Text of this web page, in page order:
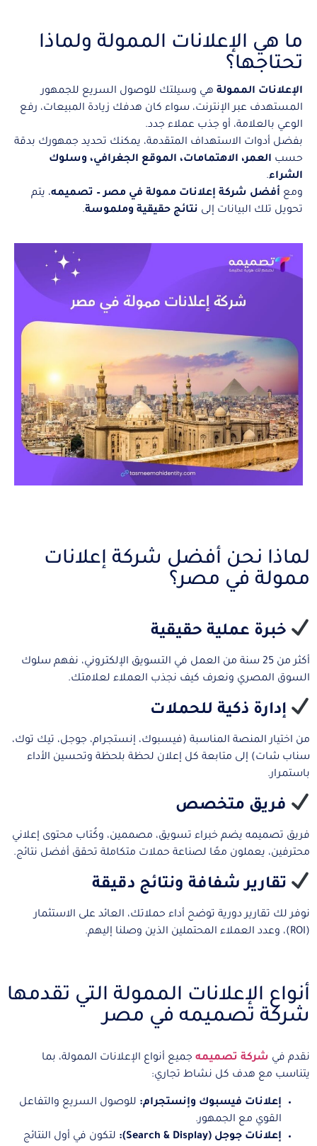
ما هي الإعلانات الممولة ولماذا
تحتاجها؟
الإعلانات الممولة هي وسيلتك للوصول السريع للجمهور
المستهدف عبر الإنترنت، سواء كان هدفك زيادة المبيعات، رفع
الوعي بالعلامة، أو جذب عملاء جدد.
بفضل أدوات الاستهداف المتقدمة، يمكنك تحديد جمهورك بدقة
حسب العمر، الاهتمامات، الموقع الجغرافي، وسلوك
الشراء.
ومع أفضل شركة إعلانات ممولة في مصر – تصميمه، يتم
تحويل تلك البيانات إلى نتائج حقيقية وملموسة.
لماذا نحن أفضل شركة إعلانات
ممولة في مصر؟
خبرة عملية حقيقية
أكثر من 25 سنة من العمل في التسويق الإلكتروني، نفهم سلوك
السوق المصري ونعرف كيف نجذب العملاء لعلامتك.
إدارة ذكية للحملات
من اختيار المنصة المناسبة (فيسبوك، إنستجرام، جوجل، تيك توك،
سناب شات) إلى متابعة كل إعلان لحظة بلحظة وتحسين الأداء
باستمرار.
فريق متخصص
فريق تصميمه يضم خبراء تسويق، مصممين، وكُتاب محتوى إعلاني
محترفين، يعملون معًا لصناعة حملات متكاملة تحقق أفضل نتائج.
تقارير شفافة ونتائج دقيقة
نوفر لك تقارير دورية توضح أداء حملاتك، العائد على الاستثمار
(ROI)، وعدد العملاء المحتملين الذين وصلنا إليهم.
أنواع الإعلانات الممولة التي تقدمها
شركة تصميمه في مصر
نقدم في شركة تصميمه جميع أنواع الإعلانات الممولة، بما
يتناسب مع هدف كل نشاط تجاري:
إعلانات فيسبوك وإنستجرام: للوصول السريع والتفاعل
القوي مع الجمهور.
إعلانات جوجل (Search & Display):
لتكون في أول النتائج